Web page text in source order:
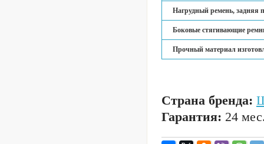
Нагрудный ремень, задняя
Боковые стягивающие
Прочный материал
Страна бренда:
Гарантия: 24